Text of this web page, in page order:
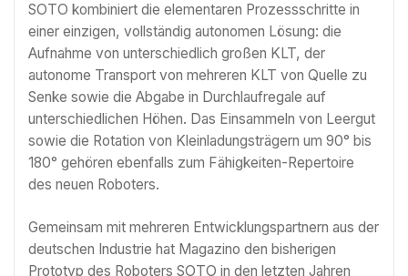
SOTO kombiniert die elementaren Prozessschritte in
einer einzigen, vollständig autonomen Lösung: die
Aufnahme von unterschiedlich großen KLT, der
autonome Transport von mehreren KLT von Quelle zu
Senke sowie die Abgabe in Durchlaufregale auf
unterschiedlichen Höhen. Das Einsammeln von Leergut
sowie die Rotation von Kleinladungsträgern um 90° bis
180° gehören ebenfalls zum Fähigkeiten-Repertoire
des neuen Roboters.
Gemeinsam mit mehreren Entwicklungspartnern aus der
deutschen Industrie hat Magazino den bisherigen
Prototyp des Roboters SOTO in den letzten Jahren